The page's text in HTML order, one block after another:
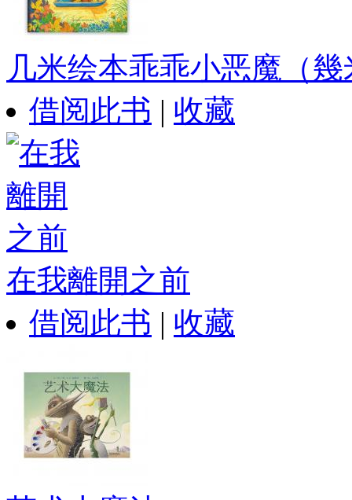
几米绘本乖乖小恶魔（幾
借阅此书 | 收藏
在我離開之前
借阅此书 | 收藏